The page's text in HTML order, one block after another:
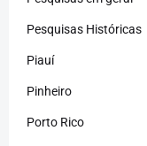
Pesquisas Históricas
Piauí
Pinheiro
Porto Rico